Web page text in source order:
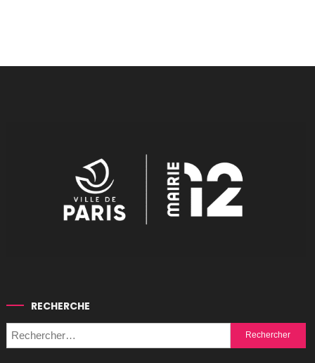
RECHERCHE
Rechercher :